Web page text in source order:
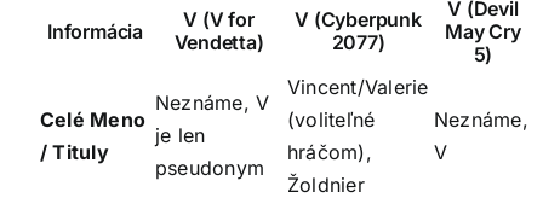
Informácia
V (V for
Vendetta)
V (Cyberpunk
2077)
V (Devil
May Cry
5)
Celé Meno
/ Tituly
Neznáme, V
je len
pseudonym
Vincent/Valerie
(voliteľné
hráčom),
Žoldnier
Neznáme,
V